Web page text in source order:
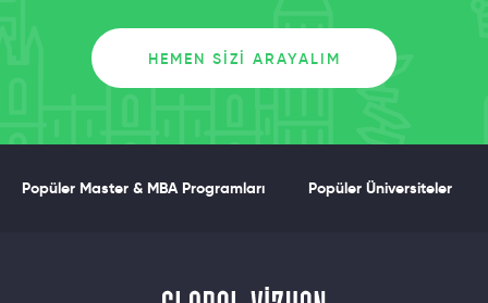
HEMEN SIZI ARAYALIM
Popüler Master & MBA Programları Popüler Üniversiteler